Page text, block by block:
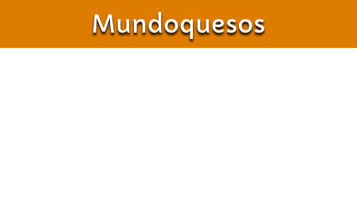
Mundoquesos